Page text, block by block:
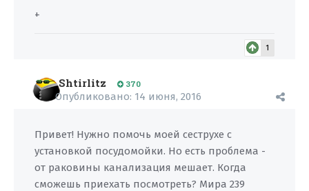
+
1
Shtirlitz 370
Опубликовано: 14 июня, 2016
Привет! Нужно помочь моей сеструхе с
установкой посудомойки. Но есть проблема -
от раковины канализация мешает. Когда
сможешь приехать посмотреть? Мира 239